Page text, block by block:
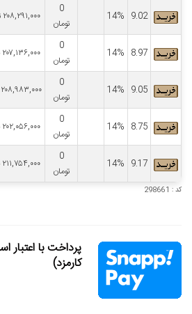
9.02
14%
0
تومان
۲۰۸,۲۹۱,۰۰۰
8.97
14%
0
تومان
۲۰۷,۱۳۶,۰۰۰
9.05
14%
0
تومان
۲۰۸,۹۸۳,۰۰۰
8.75
14%
0
تومان
۲۰۲,۰۵۶,۰۰۰
9.17
14%
0
تومان
۲۱۱,۷۵۴,۰۰۰
کد : 298661
کارمزد)